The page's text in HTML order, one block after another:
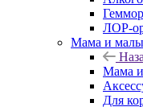
ЛОР-
Мама и
Мама
Для